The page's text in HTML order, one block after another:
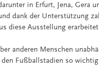
in Erfurt, Jena, Gera
dank der Unterstützung
diese Ausstellung
anderen Menschen
Fußballstadien so